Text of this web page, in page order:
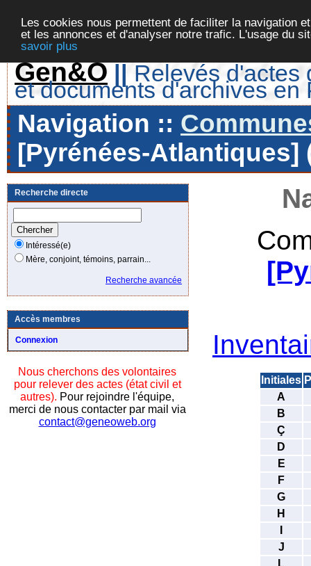
Les cookies nous permettent de faciliter la navigation
et les annonces et d'analyser notre trafic. L'usage du
savoir plus
Gen&O || Relevés d'actes
et documents d'archives en
Navigation ::
[Pyrénées-Atlantiques]
Recherche directe
Intéressé(e)
Mère, conjoint, témoins, parrain...
Recherche avancée
Accès membres
Connexion
Nous cherchons des volontaires
pour relever des actes (état civil et
autres). Pour rejoindre l'équipe,
merci de nous contacter par mail via
contact@geneoweb.org
Initiales
A
B
Ç
D
E
F
G
H
J
L